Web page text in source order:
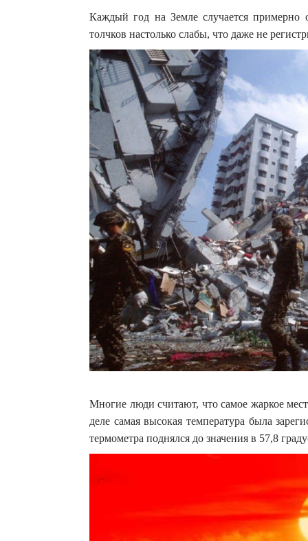
Каждый год на Земле случается примерно
толчков настолько слабы, что даже не
Многие люди считают, что самое жаркое
деле самая высокая температура была
термометра поднялся до значения в 57,8